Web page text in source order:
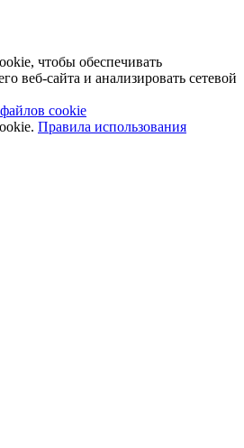
чтобы обеспечивать
веб-сайта и анализировать сетевой
cookie
Правила использования